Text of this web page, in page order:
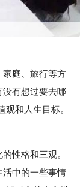
庭、旅行等方
没有想过要去哪
和人生目标。
性格和三观。
活中的一些事情